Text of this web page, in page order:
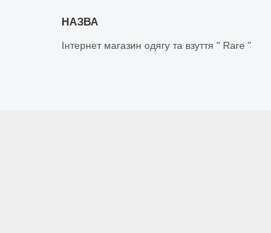
Інтернет магазин одягу та взуття " Rare "